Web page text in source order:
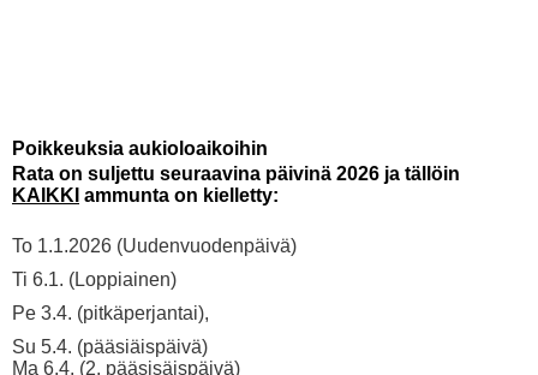
Poikkeuksia aukioloaikoihin
Rata on suljettu seuraavina päivinä 2026 ja tällöin
KAIKKI ammunta on kielletty:
To 1.1.2026 (Uudenvuodenpäivä)
Ti 6.1. (Loppiainen)
Pe 3.4. (pitkäperjantai),
Su 5.4. (pääsiäispäivä)
Ma 6.4. (2. pääsisäispäivä)